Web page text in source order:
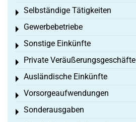
Selbständige Tätigkeiten
Toggle menu
Gewerbebetriebe
Toggle menu
Sonstige Einkünfte
Toggle menu
Private Veräußerungsgeschäfte
Toggle menu
Ausländische Einkünfte
Toggle menu
Vorsorgeaufwendungen
Toggle menu
Sonderausgaben
Toggle menu